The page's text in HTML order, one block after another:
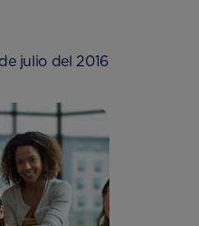
julio del 2016